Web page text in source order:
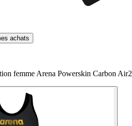
achats
femme Arena Powerskin Carbon